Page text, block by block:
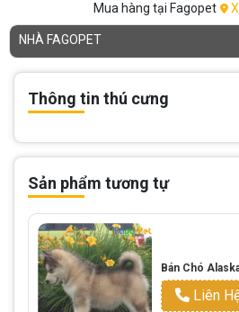
TỔNG ĐÀI
Mua hàng tại Fagopet
NHÀ FAGOPET
Thông tin thú cưng
Sản phẩm tương tự
Bán Chó
Liên